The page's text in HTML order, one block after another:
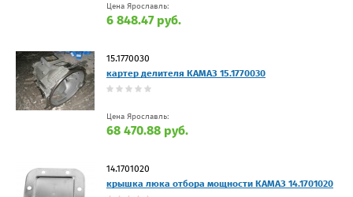
Цена Ярославль:
6 848.47 руб.
15.1770030
картер делителя КАМАЗ 15.1770030
Цена Ярославль:
68 470.88 руб.
14.1701020
крышка люка отбора мощности КАМАЗ 14.1701020